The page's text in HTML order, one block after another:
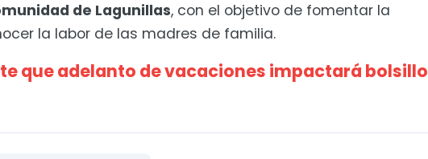
de Lagunillas, con el objetivo de fomentar la
la labor de las madres de familia.
que adelanto de vacaciones impactará bolsillo